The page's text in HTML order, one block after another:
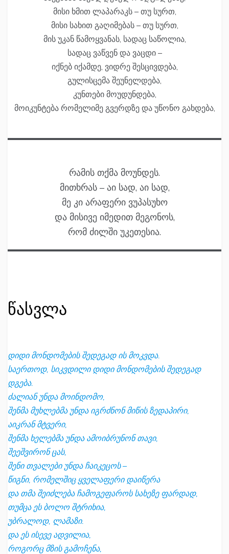
მისი ხმით ლაპარაკს – თუ სურთ,
მისი სახით გაღიმებას – თუ სურთ,
მის უკან წამოყვანას, სადაც საწოლია,
სადაც ვაწვენ და ვაცდი –
იქნებ იქამდე, ვიდრე შესცივდება,
გულისცემა შეუნელდება,
კუნთები მოუდუნდება,
მოიკუნტება რომელიმე გვერდზე და უწონო გახდება,
რამის თქმა მოუნდეს.
მითხრას – აი სად, აი სად,
მე კი არაფერი ვუპასუხო
და მისივე იმედით მეგონოს,
რომ ძილში უკეთესია.
წასვლა
დიდი მონდომების შედეგად ის მოკვდა.
საერთოდ, სიკვდილი დიდი მონდომების შედეგად
დგება.
ძალიან უნდა მოინდომო,
შენმა მუხლებმა უნდა იგრძნონ მიწის ზედაპირი,
აიკრან მტვერი,
შენმა ხელებმა უნდა ამოიბრუნონ თავი,
შეეშვირონ ცას,
შენი თვალები უნდა ჩაიკეცოს –
წიგნი, რომელშიც ყველაფერი დაიწერა
და თმა შეიძლება ჩამოგეფაროს სახეზე ფარდად,
თუმცა ეს ბოლო შტრიხია,
უბრალოდ, ლამაზი.
და ეს ისევე ადვილია,
როგორც მზის გამოჩენა,